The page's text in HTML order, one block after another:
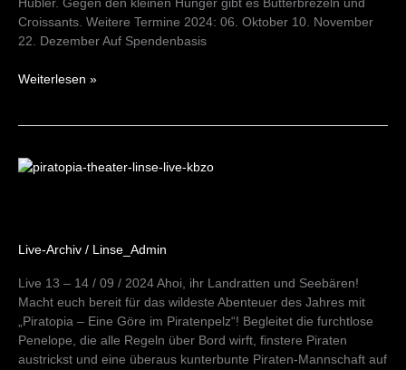
Hübler. Gegen den kleinen Hunger gibt es Butterbrezeln und
Croissants. Weitere Termine 2024: 06. Oktober 10. November
22. Dezember Auf Spendenbasis
Weiterlesen »
Live-Archiv / Linse_Admin
Live 13 – 14 / 09 / 2024 Ahoi, ihr Landratten und Seebären!
Macht euch bereit für das wildeste Abenteuer des Jahres mit
„Piratopia – Eine Göre im Piratenpelz“! Begleitet die furchtlose
Penelope, die alle Regeln über Bord wirft, finstere Piraten
austrickst und eine überaus kunterbunte Piraten-Mannschaft auf
Piratopia